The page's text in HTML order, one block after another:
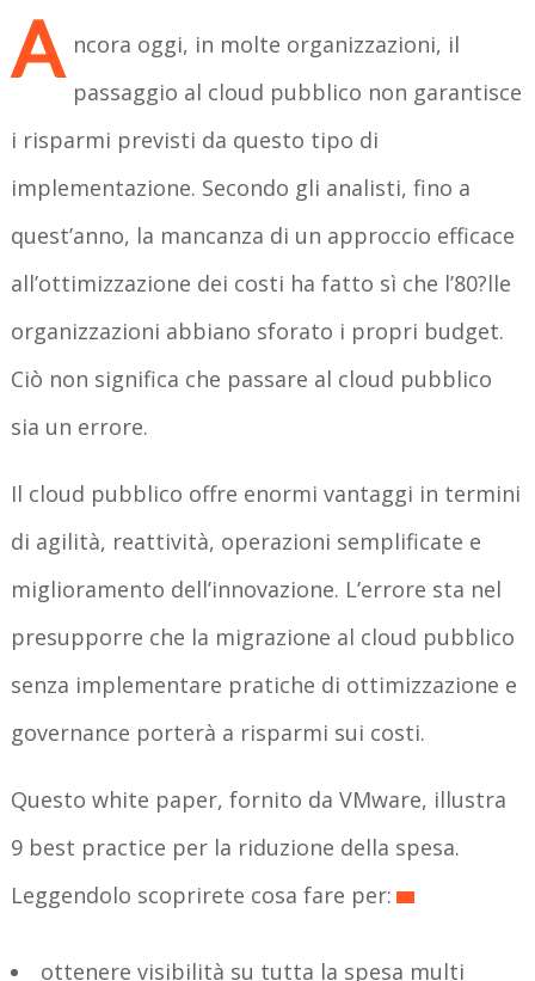
A ncora oggi, in molte organizzazioni, il
passaggio al cloud pubblico non garantisce
i risparmi previsti da questo tipo di
implementazione. Secondo gli analisti, fino a
quest’anno, la mancanza di un approccio efficace
all’ottimizzazione dei costi ha fatto sì che l’80?lle
organizzazioni abbiano sforato i propri budget.
Ciò non significa che passare al cloud pubblico
sia un errore.
Il cloud pubblico offre enormi vantaggi in termini
di agilità, reattività, operazioni semplificate e
miglioramento dell’innovazione. L’errore sta nel
presupporre che la migrazione al cloud pubblico
senza implementare pratiche di ottimizzazione e
governance porterà a risparmi sui costi.
Questo white paper, fornito da VMware, illustra
9 best practice per la riduzione della spesa.
Leggendolo scoprirete cosa fare per:
ottenere visibilità su tutta la spesa multi